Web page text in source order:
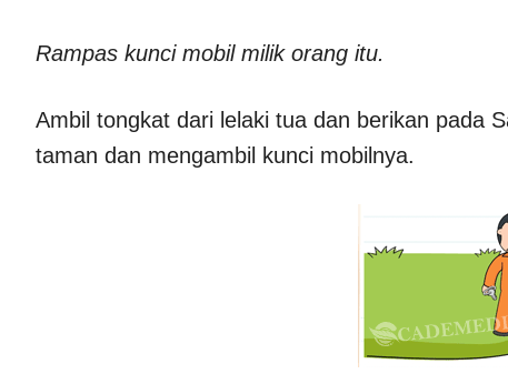
Rampas kunci mobil milik orang itu.
Ambil tongkat dari lelaki tua dan berikan pada
taman dan mengambil kunci mobilnya.